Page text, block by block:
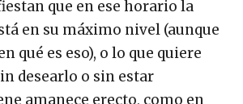
que en ese horario la
en su máximo nivel (aunque
qué es eso), o lo que quiere
desearlo o sin estar
amanece erecto, como en